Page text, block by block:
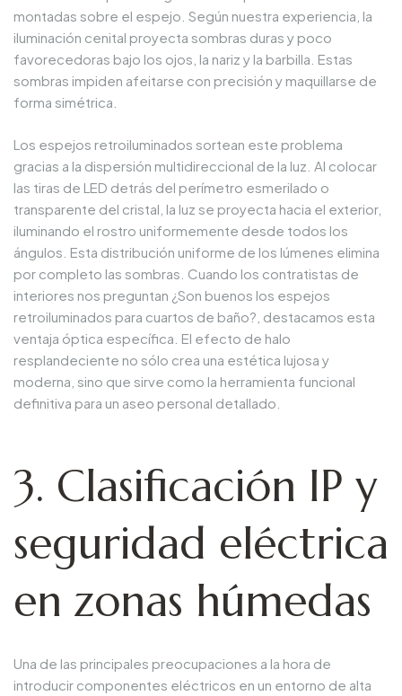
montadas sobre el espejo. Según nuestra experiencia, la
iluminación cenital proyecta sombras duras y poco
favorecedoras bajo los ojos, la nariz y la barbilla. Estas
sombras impiden afeitarse con precisión y maquillarse de
forma simétrica.
Los espejos retroiluminados sortean este problema
gracias a la dispersión multidireccional de la luz. Al colocar
las tiras de LED detrás del perímetro esmerilado o
transparente del cristal, la luz se proyecta hacia el exterior,
iluminando el rostro uniformemente desde todos los
ángulos. Esta distribución uniforme de los lúmenes elimina
por completo las sombras. Cuando los contratistas de
interiores nos preguntan ¿Son buenos los espejos
retroiluminados para cuartos de baño?, destacamos esta
ventaja óptica específica. El efecto de halo
resplandeciente no sólo crea una estética lujosa y
moderna, sino que sirve como la herramienta funcional
definitiva para un aseo personal detallado.
3. Clasificación IP y
seguridad eléctrica
en zonas húmedas
Una de las principales preocupaciones a la hora de
introducir componentes eléctricos en un entorno de alta